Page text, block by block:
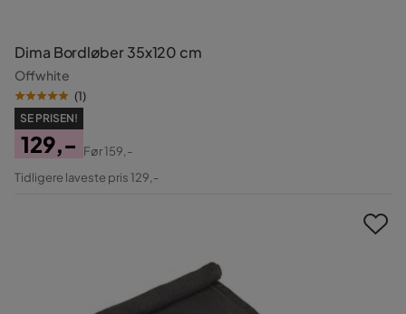
Dima Bordløber 35x120 cm
Offwhite
(1)
SE PRISEN!
Pris
129,-
Original
Før159,-
Tidligere laveste pris 129,-